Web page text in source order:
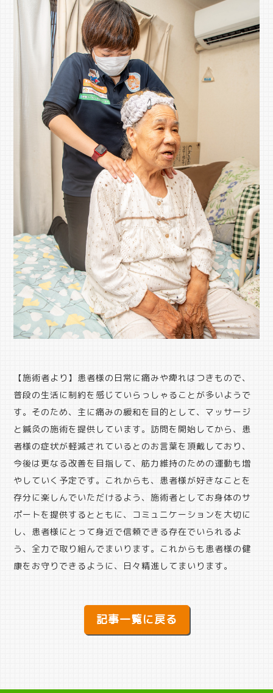
【施術者より】患者様の日常に痛みや痺れはつきもので、
普段の生活に制約を感じていらっしゃることが多いようで
す。そのため、主に痛みの緩和を目的として、マッサージ
と鍼灸の施術を提供しています。訪問を開始してから、患
者様の症状が軽減されているとのお言葉を頂戴しており、
今後は更なる改善を目指して、筋力維持のための運動も増
やしていく予定です。これからも、患者様が好きなことを
存分に楽しんでいただけるよう、施術者としてお身体のサ
ポートを提供するとともに、コミュニケーションを大切に
し、患者様にとって身近で信頼できる存在でいられるよ
う、全力で取り組んでまいります。これからも患者様の健
康をお守りできるように、日々精進してまいります。
記事一覧に戻る